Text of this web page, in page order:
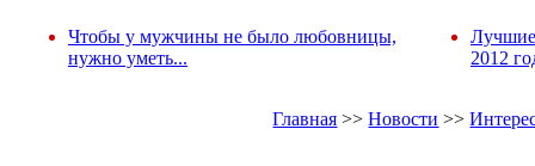
Чтобы у мужчины не было любовницы,
нужно уметь...
Лучшие
2012
Главная >>Новости >>